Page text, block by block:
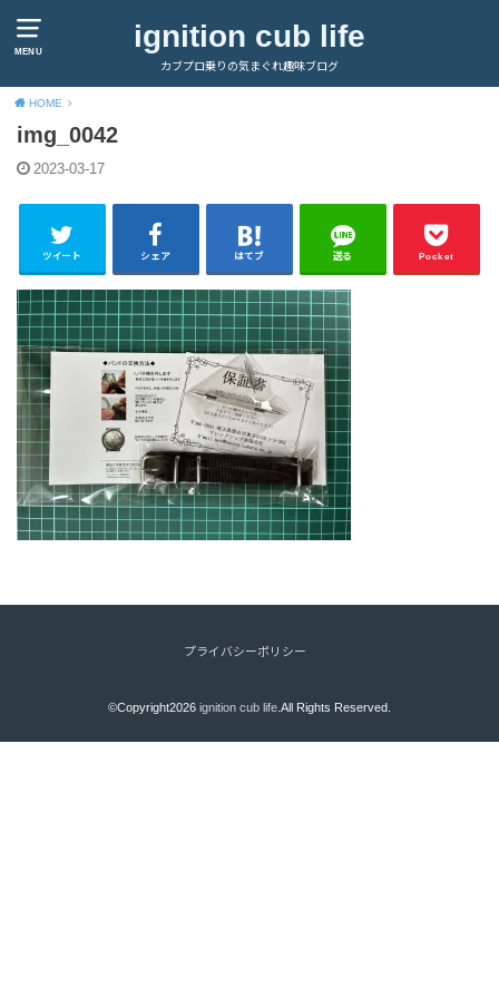
MENU ignition cub life
カブプロ乗りの気まぐれ趣味ブログ
HOME
img_0042
2023-03-17
ツイート シェア はてブ 送る Pocket
プライバシーポリシー
©Copyright2026 ignition cub life.All Rights Reserved.